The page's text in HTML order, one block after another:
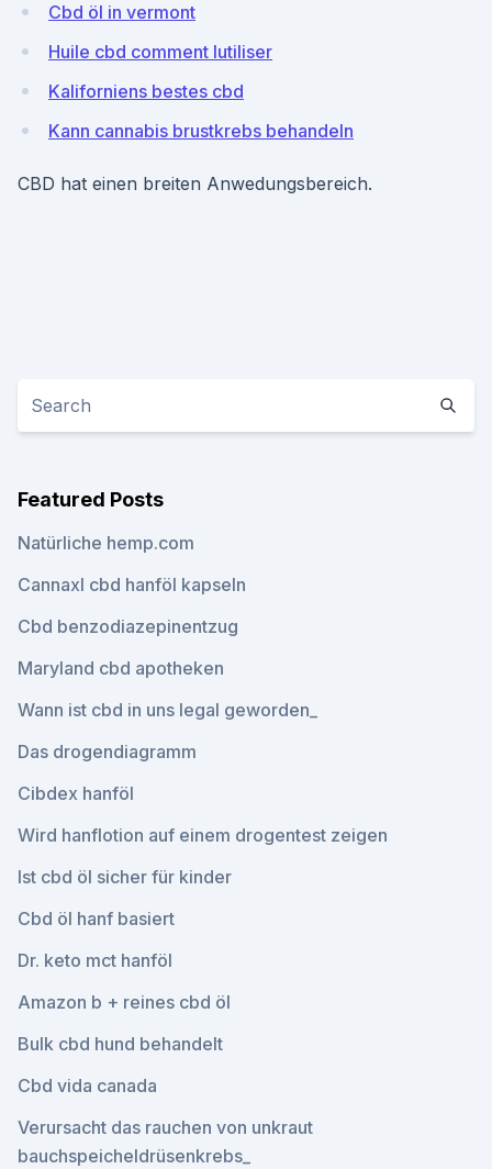
Cbd öl in vermont
Huile cbd comment lutiliser
Kaliforniens bestes cbd
Kann cannabis brustkrebs behandeln
CBD hat einen breiten Anwedungsbereich.
Featured Posts
Natürliche hemp.com
Cannaxl cbd hanföl kapseln
Cbd benzodiazepinentzug
Maryland cbd apotheken
Wann ist cbd in uns legal geworden_
Das drogendiagramm
Cibdex hanföl
Wird hanflotion auf einem drogentest zeigen
Ist cbd öl sicher für kinder
Cbd öl hanf basiert
Dr. keto mct hanföl
Amazon b + reines cbd öl
Bulk cbd hund behandelt
Cbd vida canada
Verursacht das rauchen von unkraut
bauchspeicheldrüsenkrebs_